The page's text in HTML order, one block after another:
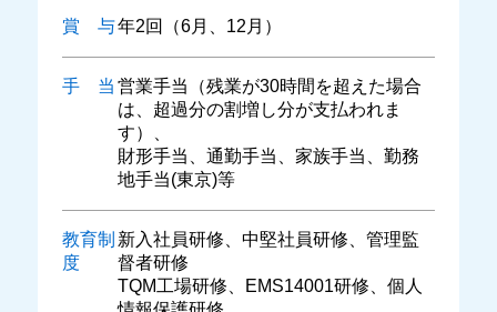
賞 与年2回（6月、12月）
手 当 営業手当（残業が30時間を超えた場合
は、超過分の割増し分が支払われま
す）、
財形手当、通勤手当、家族手当、勤務
地手当(東京)等
教育制
度
新入社員研修、中堅社員研修、管理監
督者研修
TQM工場研修、EMS14001研修、個人